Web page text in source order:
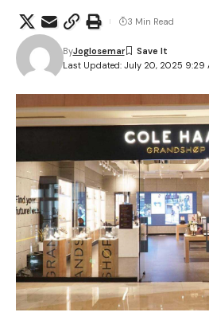
Last Updated: July 20, 2025 9:29
ByJoglosemar
3 Min Read